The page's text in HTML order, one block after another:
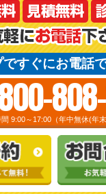
ですぐにお電話
9:00～17:00（年中無休(年末